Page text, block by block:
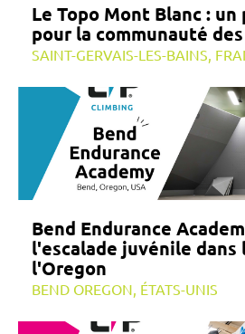
Le Topo Mont Blanc :
pour la communauté
SAINT-GERVAIS-LES-BAINS,
Bend Endurance
l'escalade juvénile dans
l'Oregon
BEND OREGON, ÉTATS-UNIS